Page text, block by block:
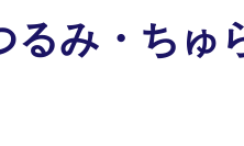
るみ・ちゅ